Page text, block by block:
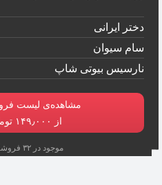
دختر ایرانی
سام سیوان
نارسیس بیوتی شاپ
مشاهده‌ی لیست
از ۱۴۹٫۰۰۰ تومان
موجود در ۳۲ فروشگاه